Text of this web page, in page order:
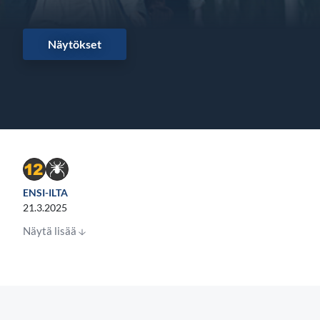
Näytökset
ENSI-ILTA
21.3.2025
Näytä lisää